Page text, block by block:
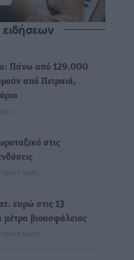
Πάνω από 129.000
από Πειραιά,
στις
πριν 7 ώρες
ευρώ στις 13
μέτρα βιοασφάλειας
πριν 8 ώρες